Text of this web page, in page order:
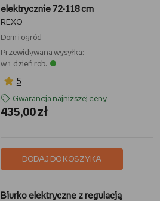
elektrycznie 72-118 cm
REXO
Dom i ogród
Przewidywana wysyłka:
w 1 dzień rob.
5
Gwarancja najniższej ceny
435,00 zł
DODAJ DO KOSZYKA
Biurko elektryczne z regulacją